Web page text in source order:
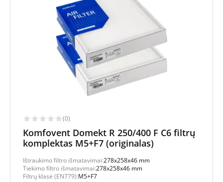
(0)
Komfovent Domekt R 250/400 F C6 filtrų
komplektas M5+F7 (originalas)
Ištraukimo filtro išmatavimai:278x258x46 mm
Tiekimo filtro išmatavimai:278x258x46 mm
Filtrų klasė (EN779):M5+F7